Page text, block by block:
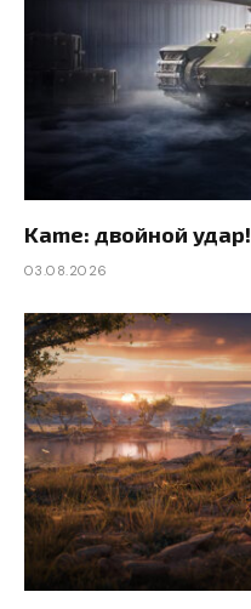
Kame: двойной удар!
03.08.2026